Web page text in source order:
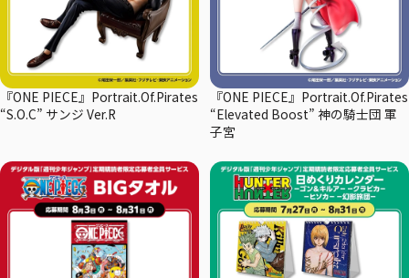
『ONE PIECE』Portrait.Of.Pirates
“S.O.C” サンジ Ver.R
『ONE PIECE』Portrait.Of.Pirates
“Elevated Boost” 神の騎士団 軍
子宮